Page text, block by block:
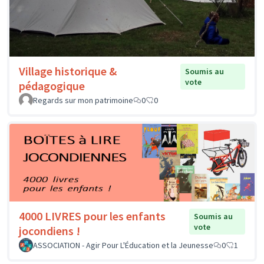
Village historique &
pédagogique
Soumis au
vote
Regards sur mon patrimoine
0 0
4000 LIVRES pour les enfants
jocondiens !
Soumis au
vote
ASSOCIATION - Agir Pour L'Éducation et la Jeunesse
0 1